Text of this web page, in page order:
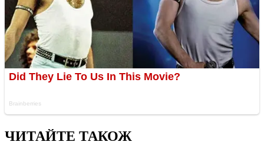
ЧИТАЙТЕ ТАКОЖ